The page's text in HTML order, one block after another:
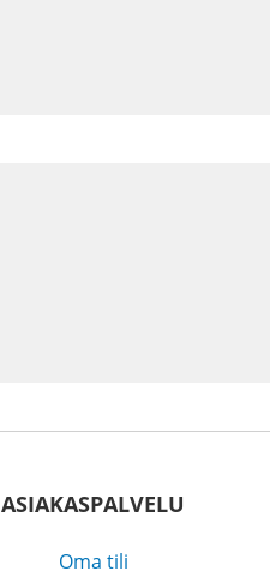
ASIAKASPALVELU
Oma tili